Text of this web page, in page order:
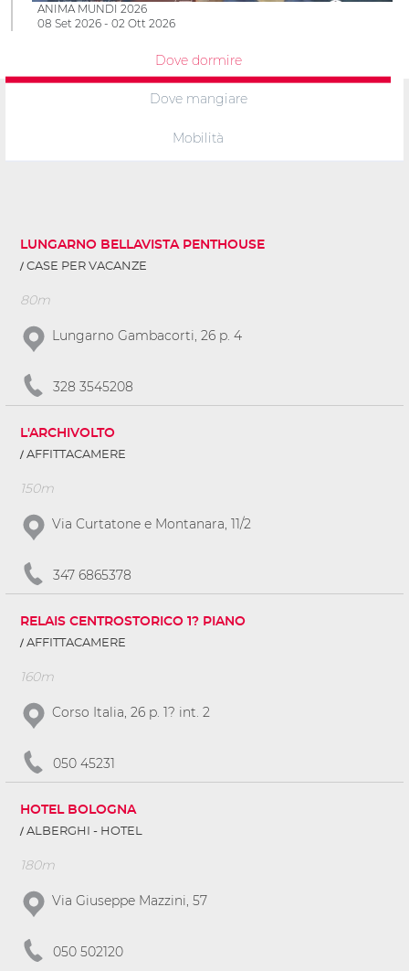
ANIMA MUNDI 2026
08 Set 2026 - 02 Ott 2026
Dove dormire
Dove mangiare
Mobilità
LUNGARNO BELLAVISTA PENTHOUSE
CASE PER VACANZE
80m
Lungarno Gambacorti, 26 p. 4
328 3545208
L'ARCHIVOLTO
AFFITTACAMERE
150m
Via Curtatone e Montanara, 11/2
347 6865378
RELAIS CENTROSTORICO 1? PIANO
AFFITTACAMERE
160m
Corso Italia, 26 p. 1? int. 2
050 45231
HOTEL BOLOGNA
ALBERGHI - HOTEL
180m
Via Giuseppe Mazzini, 57
050 502120